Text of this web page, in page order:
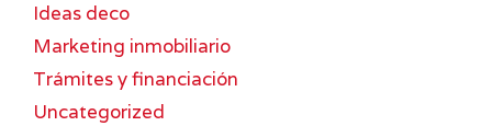
Ideas deco
Marketing inmobiliario
Trámites y financiación
Uncategorized